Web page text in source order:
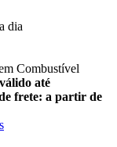
dia
Combustível
até
frete: a partir de